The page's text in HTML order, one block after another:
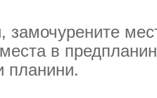
замочурените
в
планини.